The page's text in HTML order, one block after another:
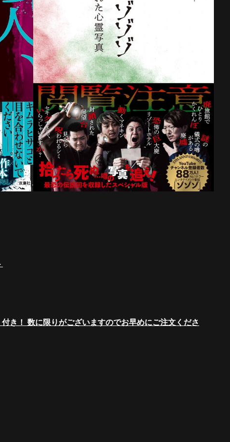
き！ 数に限りがございますのでお早めにご注文くださ